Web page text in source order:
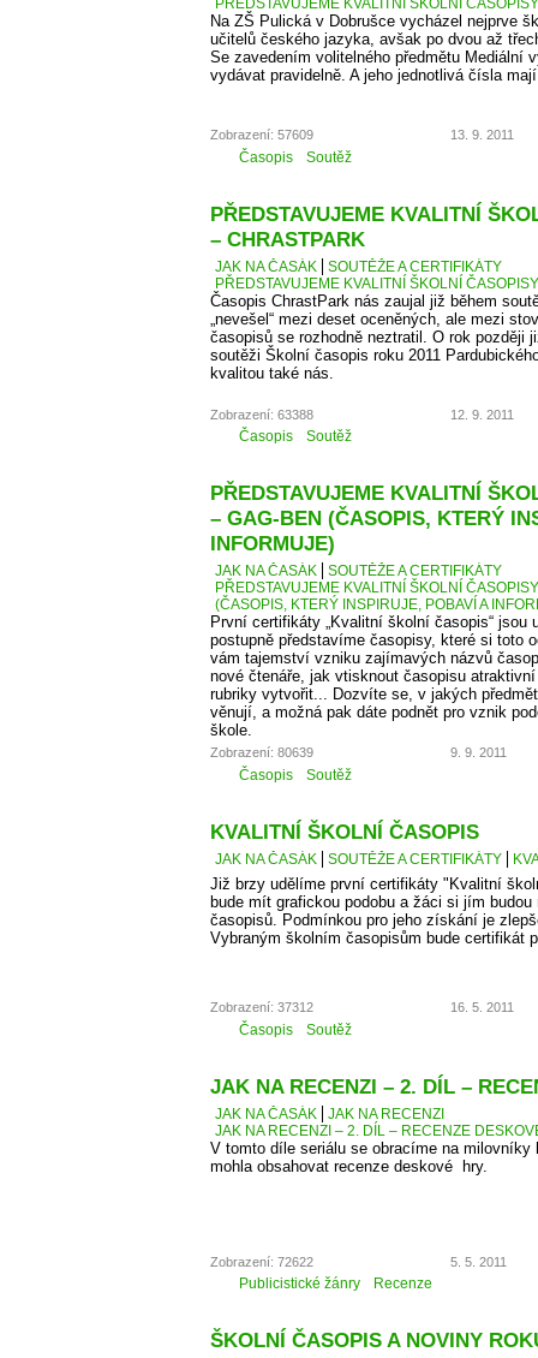
PŘEDSTAVUJEME KVALITNÍ ŠKOLNÍ
Na ZŠ Pulická v Dobrušce vycházel nejprve
učitelů českého jazyka, avšak po dvou až
Se zavedením volitelného předmětu Mediální
vydávat pravidelně. A jeho jednotlivá čísla
Zobrazení: 57609 13. 9. 2011
Časopis Soutěž
PŘEDSTAVUJEME KVALITNÍ
– CHRASTPARK
JAK NA ČASÁK
SOUTĚŽE A CERTIFIKÁTY
PŘEDSTAVUJEME KVALITNÍ ŠKOLNÍ
Časopis ChrastPark nás zaujal již během
„nevešel“ mezi deset oceněných, ale mezi
časopisů se rozhodně neztratil. O rok později
soutěži Školní časopis roku 2011
kvalitou také nás.
Zobrazení: 63388 12. 9. 2011
Časopis Soutěž
PŘEDSTAVUJEME KVALITNÍ
– GAG-BEN (ČASOPIS, KTERÝ
INFORMUJE)
JAK NA ČASÁK
SOUTĚŽE A CERTIFIKÁTY
PŘEDSTAVUJEME KVALITNÍ ŠKOLNÍ
(ČASOPIS, KTERÝ INSPIRUJE, POBAVÍ A
První certifikáty „Kvalitní školní časopis“ jsou
postupně představíme časopisy, které si toto
vám tajemství vzniku zajímavých názvů
nové čtenáře, jak vtisknout časopisu
rubriky vytvořit... Dozvíte se, v jakých
věnují, a možná pak dáte podnět pro vznik
škole.
Zobrazení: 80639 9. 9. 2011
Časopis Soutěž
KVALITNÍ ŠKOLNÍ ČASOPIS
JAK NA ČASÁK SOUTĚŽE A CERTIFIKÁTY
Již brzy udělíme první certifikáty "Kvalitní
bude mít grafickou podobu a žáci si jím
časopisů. Podmínkou pro jeho získání je
Vybraným školním časopisům bude certifikát
Zobrazení: 37312 16. 5. 2011
Časopis Soutěž
JAK NA RECENZI – 2. DÍL –
JAK NA ČASÁK
JAK NA RECENZI
JAK NA RECENZI – 2. DÍL – RECENZE
V tomto díle seriálu se obracíme na milovníky
mohla obsahovat recenze deskové hry.
Zobrazení: 72622 5. 5. 2011
Publicistické žánry Recenze
ŠKOLNÍ ČASOPIS A NOVINY